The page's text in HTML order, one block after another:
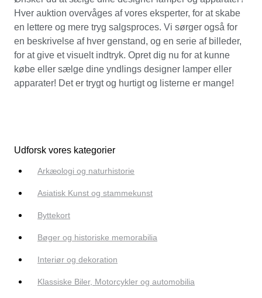
Hver auktion overvåges af vores eksperter, for at skabe
en lettere og mere tryg salgsproces. Vi sørger også for
en beskrivelse af hver genstand, og en serie af billeder,
for at give et visuelt indtryk. Opret dig nu for at kunne
købe eller sælge dine yndlings designer lamper eller
apparater! Det er trygt og hurtigt og listerne er mange!
Udforsk vores kategorier
Arkæologi og naturhistorie
Asiatisk Kunst og stammekunst
Byttekort
Bøger og historiske memorabilia
Interiør og dekoration
Klassiske Biler, Motorcykler og automobilia